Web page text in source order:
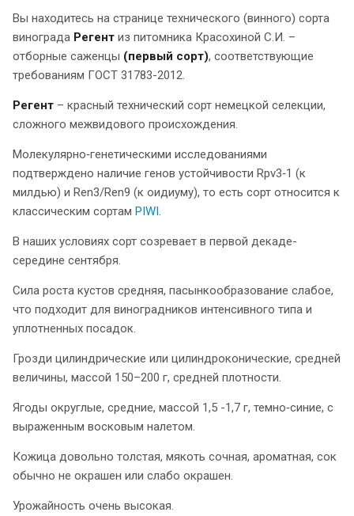
Вы находитесь на странице технического (винного) сорта
винограда Регент из питомника Красохиной С.И. –
отборные саженцы (первый сорт), соответствующие
требованиям ГОСТ 31783-2012.
Регент – красный технический сорт немецкой селекции,
сложного межвидового происхождения.
Молекулярно‑генетическими исследованиями
подтверждено наличие генов устойчивости Rpv3‑1 (к
милдью) и Ren3/Ren9 (к оидиуму), то есть сорт относится к
классическим сортам PIWI.
В наших условиях сорт созревает в первой декаде-
середине сентября.
Сила роста кустов средняя, пасынкообразование слабое,
что подходит для виноградников интенсивного типа и
уплотненных посадок.
Грозди цилиндрические или цилиндроконические, средней
величины, массой 150–200 г, средней плотности.
Ягоды округлые, средние, массой 1,5 -1,7 г, темно‑синие, с
выраженным восковым налетом.
Кожица довольно толстая, мякоть сочная, ароматная, сок
обычно не окрашен или слабо окрашен.
Урожайность очень высокая.